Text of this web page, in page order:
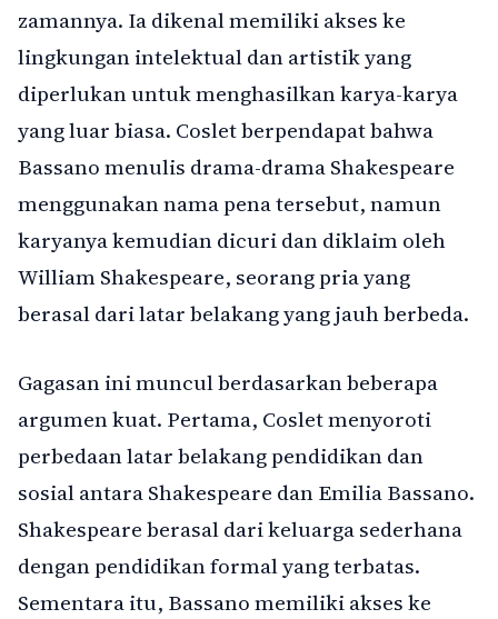
zamannya. Ia dikenal memiliki akses ke
lingkungan intelektual dan artistik yang
diperlukan untuk menghasilkan karya-karya
yang luar biasa. Coslet berpendapat bahwa
Bassano menulis drama-drama Shakespeare
menggunakan nama pena tersebut, namun
karyanya kemudian dicuri dan diklaim oleh
William Shakespeare, seorang pria yang
berasal dari latar belakang yang jauh berbeda.
Gagasan ini muncul berdasarkan beberapa
argumen kuat. Pertama, Coslet menyoroti
perbedaan latar belakang pendidikan dan
sosial antara Shakespeare dan Emilia Bassano.
Shakespeare berasal dari keluarga sederhana
dengan pendidikan formal yang terbatas.
Sementara itu, Bassano memiliki akses ke